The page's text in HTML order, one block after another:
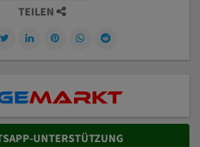
TEILEN
UNTERSTÜTZUNG